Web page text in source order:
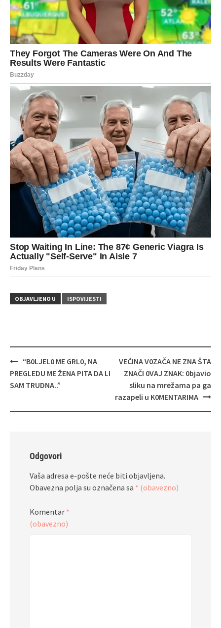
OBJAVLJENO U ISPOVIJESTI
Navigacija
objava
“B0LJEL0 ME GRL0, NA
PREGLEDU ME ŽENA PITA DA LI
SAM TRUDNA..”
VEĆINA V0ZAČA NE ZNA ŠTA
ZNAČI 0VAJ ZNAK: 0bjavio
sliku na mrežama pa ga
razapeli u K0MENTARIMA
Odgovori
Vaša adresa e-pošte neće biti objavljena.
Obavezna polja su označena sa * (obavezno)
Komentar *
(obavezno)